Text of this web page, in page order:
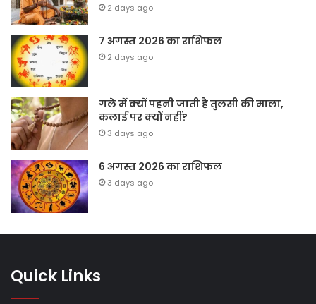
2 days ago
7 अगस्त 2026 का राशिफल
2 days ago
गले में क्यों पहनी जाती है तुलसी की माला,
कलाई पर क्यों नहीं?
3 days ago
6 अगस्त 2026 का राशिफल
3 days ago
Quick Links